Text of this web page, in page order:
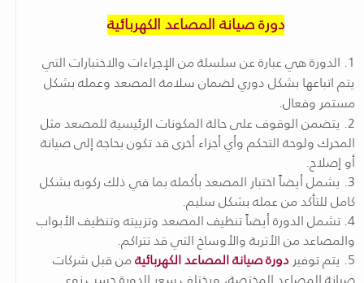
دورة صيانة المصاعد الكهربائية
1. الدورة هي عبارة عن سلسلة من الإجراءات والاختبارات التي
يتم اتباعها بشكل دوري لضمان سلامة المصعد وعمله بشكل
مستمر وفعال.
2. يتضمن الوقوف على حالة المكونات الرئيسية للمصعد مثل
المحرك ولوحة التحكم وأي أجزاء أخرى قد تكون بحاجة إلى صيانة
أو إصلاح.
3. يشمل أيضاً اختبار المصعد بأكمله بما في ذلك ركوبه بشكل
كامل للتأكد من عمله بشكل سليم.
4. تشمل الدورة أيضاً تنظيف المصعد وتزييته وتنظيف الأبواب
والمصاعد من الأتربة والأوساخ التي قد تتراكم.
5. يتم توفير دورة صيانة المصاعد الكهربائيةمن قبل شركات